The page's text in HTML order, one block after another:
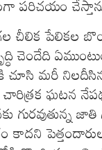
పేలికల బొంత
చెందేది
చూసి మరీ
ఘటన
గురవుతున్న
కాదని